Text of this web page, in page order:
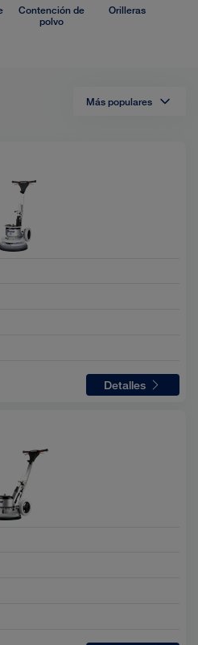
Contención de
polvo
Orilleras
Más populares
Detalles